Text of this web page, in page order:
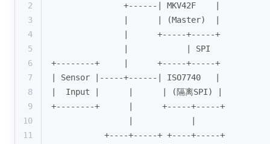
2
               +------| MKV42F    |
3
               |      | (Master)  |
4
               |      +-----+-----+
5
               |            | SPI
6
+--------+     |      +-----+-----+
7
| Sensor |-----+------| ISO7740   |
8
|  Input |      |      | (隔离SPI) |
9
+--------+      |      +-----+-----+
10
11
           +----+-----+ +----+-----+